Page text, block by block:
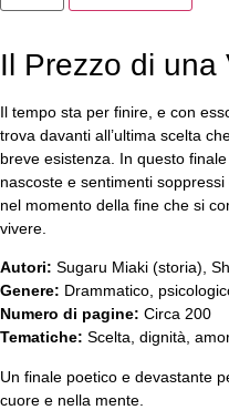
Il Prezzo di una
Il tempo sta per finire, e con
trova davanti all’ultima scelta
breve esistenza. In questo
nascoste e sentimenti
nel momento della fine che si
vivere.
Autori: Sugaru Miaki (storia),
Genere: Drammatico,
Numero di pagine: Circa 200
Tematiche: Scelta, dignità,
Un finale poetico e devastante
cuore e nella mente.